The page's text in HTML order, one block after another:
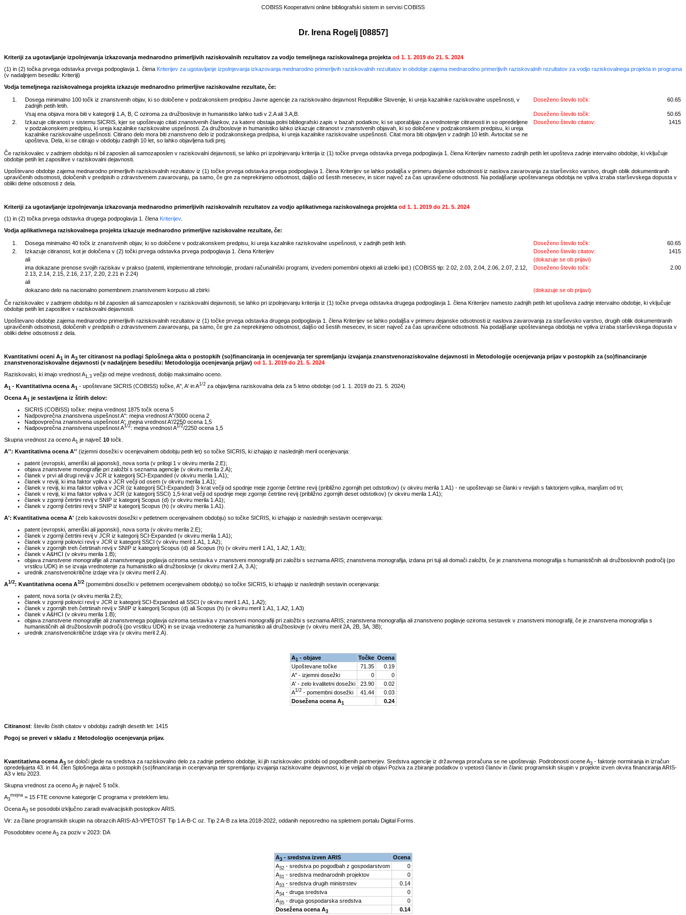
COBISS Kooperativni online bibliografski sistem in servisi COBISS
Dr. Irena Rogelj[08857]
Kriteriji za ugotavljanje izpolnjevanja izkazovanja mednarodno primerljivih raziskovalnih rezultatov za vodjo temeljnega raziskovalnega projektaod 1. 1. 2019 do 21. 5. 2024
(1) in (2) točka prvega odstavka prvega podpoglavja 1. člena Kriterijev za ugotavljanje izpolnjevanja izkazovanja mednarodno primerljivih raziskovalnih rezultatov in obdobje zajema mednarodno primerljivih raziskovalnih rezultatov za vodjo raziskovalnega projekta in programa
(v nadaljnjem besedilu: Kriteriji)
Vodja temeljnega raziskovalnega projekta izkazuje mednarodno primerljive raziskovalne rezultate, če:
1.
Dosega minimalno 100 točk iz znanstvenih objav, ki so določene v podzakonskem predpisu Javne agencije za raziskovalno dejavnost Republike Slovenije, ki ureja kazalnike raziskovalne uspešnosti, v
zadnjih petih letih.
Doseženo število točk: 60.65
Vsaj ena objava mora biti v kategoriji 1.A, B, C oziroma za družboslovje in humanistiko lahko tudi v 2.A ali 3.A,B. Doseženo število točk:
50.65
2.
Izkazuje citiranost v sistemu SICRIS, kjer se upoštevajo citati znanstvenih člankov, za katere obstaja polni bibliografski zapis v bazah podatkov, ki se uporabljajo za vrednotenje citiranosti in so opredeljene
v podzakonskem predpisu, ki ureja kazalnike raziskovalne uspešnosti. Za družboslovje in humanistiko lahko izkazuje citiranost v znanstvenih objavah, ki so določene v podzakonskem predpisu, ki ureja
kazalnike raziskovalne uspešnosti. Citirano delo mora biti znanstveno delo iz podzakonskega predpisa, ki ureja kazalnike raziskovalne uspešnosti. Citat mora biti objavljen v zadnjih 10 letih. Avtocitat se ne
upošteva. Dela, ki se citirajo v obdobju zadnjih 10 let, so lahko objavljena tudi prej.
Doseženo število citatov: 1415
Če raziskovalec v zadnjem obdobju ni bil zaposlen ali samozaposlen v raziskovalni dejavnosti, se lahko pri izpolnjevanju kriterija iz (1) točke prvega odstavka prvega podpoglavja 1. člena Kriterijev namesto zadnjih petih let upošteva zadnje intervalno obdobje, ki vključuje
obdobje petih let zaposlitve v raziskovalni dejavnosti.
Upoštevano obdobje zajema mednarodno primerljivih raziskovalnih rezultatov iz (1) točke prvega odstavka prvega podpoglavja 1. člena Kriterijev se lahko podaljša v primeru dejanske odsotnosti iz naslova zavarovanja za starševsko varstvo, drugih oblik dokumentiranih
upravičenih odsotnosti, določenih v predpisih o zdravstvenem zavarovanju, pa samo, če gre za neprekinjeno odsotnost, daljšo od šestih mesecev, in sicer največ za čas upravičene odsotnosti. Na podaljšanje upoštevanega obdobja ne vpliva izraba starševskega dopusta v
obliki delne odsotnosti z dela.
Kriteriji za ugotavljanje izpolnjevanja izkazovanja mednarodno primerljivih raziskovalnih rezultatov za vodjo aplikativnega raziskovalnega projektaod 1. 1. 2019 do 21. 5. 2024
(1) in (2) točka prvega odstavka drugega podpoglavja 1. člena Kriterijev.
Vodja aplikativnega raziskovalnega projekta izkazuje mednarodno primerljive raziskovalne rezultate, če:
1. Dosega minimalno 40 točk iz znanstvenih objav, ki so določene v podzakonskem predpisu, ki ureja kazalnike raziskovalne uspešnosti, v zadnjih petih letih. Doseženo število točk:
60.65
2.
Izkazuje citiranost, kot je določena v (2) točki prvega odstavka prvega podpoglavja 1. člena Kriterijev Doseženo število citatov:
1415
ali
(dokazuje se ob prijavi)
ima dokazane prenose svojih raziskav v prakso (patenti, implementirane tehnologije, prodani računalniški programi, izvedeni pomembni objekti ali izdelki ipd.) (COBISS tip: 2.02, 2.03, 2.04, 2.06, 2.07, 2.12,
2.13, 2.14, 2.15, 2.16, 2.17, 2.20, 2.21 in 2.24)
Doseženo število točk: 2.00
ali
dokazano delo na nacionalno pomembnem znanstvenem korpusu ali zbirki
(dokazuje se ob prijavi)
Če raziskovalec v zadnjem obdobju ni bil zaposlen ali samozaposlen v raziskovalni dejavnosti, se lahko pri izpolnjevanju kriterija iz (1) točke prvega odstavka drugega podpoglavja 1. člena Kriterijev namesto zadnjih petih let upošteva zadnje intervalno obdobje, ki vključuje
obdobje petih let zaposlitve v raziskovalni dejavnosti.
Upoštevano obdobje zajema mednarodno primerljivih raziskovalnih rezultatov iz (1) točke prvega odstavka drugega podpoglavja 1. člena Kriterijev se lahko podaljša v primeru dejanske odsotnosti iz naslova zavarovanja za starševsko varstvo, drugih oblik dokumentiranih
upravičenih odsotnosti, določenih v predpisih o zdravstvenem zavarovanju, pa samo, če gre za neprekinjeno odsotnost, daljšo od šestih mesecev, in sicer največ za čas upravičene odsotnosti. Na podaljšanje upoštevanega obdobja ne vpliva izraba starševskega dopusta v
obliki delne odsotnosti z dela.
Kvantitativni oceni A1 in A3 ter citiranost na podlagi Splošnega akta o postopkih (so)financiranja in ocenjevanja ter spremljanju izvajanja znanstvenoraziskovalne dejavnosti in Metodologije ocenjevanja prijav v postopkih za (so)financiranje
znanstvenoraziskovalne dejavnosti (v nadaljnjem besedilu: Metodologija ocenjevanja prijav) od 1. 1. 2019 do 21. 5. 2024
Raziskovalci, ki imajo vrednost A1,3 večjo od mejne vrednosti, dobijo maksimalno oceno.
A1 - Kvantitativna ocena A1 - upoštevane SICRIS (COBISS) točke, A'', A' in A1/2 za objavljena raziskovalna dela za 5 letno obdobje (od 1. 1. 2019 do 21. 5. 2024)
Ocena A1 je sestavljena iz štirih delov:
SICRIS (COBISS) točke: mejna vrednost 1875 točk ocena 5
Nadpovprečna znanstvena uspešnost A'': mejna vrednost A''/3000 ocena 2
Nadpovprečna znanstvena uspešnost A': mejna vrednost A'/2250 ocena 1,5
Nadpovprečna znanstvena uspešnost A1/2: mejna vrednost A1/2/2250 ocena 1,5
Skupna vrednost za oceno A1 je največ 10 točk.
A'': Kvantitativna ocena A'' (izjemni dosežki v ocenjevalnem obdobju petih let) so točke SICRIS, ki izhajajo iz naslednjih meril ocenjevanja:
patent (evropski, ameriški ali japonski), nova sorta (v prilogi 1 v okviru merila 2.E);
objava znanstvene monografije pri založbi s seznama agencije (v okviru merila 2.A);
članek v prvi ali drugi reviji v JCR iz kategorij SCI-Expanded (v okviru merila 1.A1);
članek v reviji, ki ima faktor vpliva v JCR večji od osem (v okviru merila 1.A1);
članek v reviji, ki ima faktor vpliva v JCR (iz kategorij SCI-Expanded) 3-krat večji od spodnje meje zgornje četrtine revij (približno zgornjih pet odstotkov) (v okviru merila 1.A1) - ne upoštevajo se članki v revijah s faktorjem vpliva, manjšim od tri;
članek v reviji, ki ima faktor vpliva v JCR (iz kategorij SSCI) 1,5-krat večji od spodnje meje zgornje četrtine revij (približno zgornjih deset odstotkov) (v okviru merila 1.A1);
članek v zgornji četrtini revij v SNIP iz kategorij Scopus (d) (v okviru merila 1.A1);
članek v zgornji četrtini revij v SNIP iz kategorij Scopus (h) (v okviru merila 1.A1).
A': Kvantitativna ocena A' (zelo kakovostni dosežki v petletnem ocenjevalnem obdobju) so točke SICRIS, ki izhajajo iz naslednjih sestavin ocenjevanja:
patent (evropski, ameriški ali japonski), nova sorta (v okviru merila 2.E);
članek v zgornji četrtini revij v JCR iz kategorij SCI-Expanded (v okviru merila 1.A1);
članek v zgornji polovici revij v JCR iz kategorij SSCI (v okviru meril 1.A1, 1.A2);
članek v zgornjih treh četrtinah revij v SNIP iz kategorij Scopus (d) ali Scopus (h) (v okviru meril 1.A1, 1.A2, 1.A3);
članek v A&HCI (v okviru merila 1.B);
objava znanstvene monografije ali znanstvenega poglavja oziroma sestavka v znanstveni monografiji pri založbi s seznama ARIS; znanstvena monografija, izdana pri tuji ali domači založbi, če je znanstvena monografija s humanističnih ali družboslovnih področij (po
vrstilcu UDK) in se izvaja vrednotenje za humanistiko ali družboslovje (v okviru meril 2.A, 3.A);
urednik znanstvenokritične izdaje vira (v okviru meril 2.A).
A1/2: Kvantitativna ocena A1/2 (pomembni dosežki v petletnem ocenjevalnem obdobju) so točke SICRIS, ki izhajajo iz naslednjih sestavin ocenjevanja:
patent, nova sorta (v okviru merila 2.E);
članek v zgornji polovici revij v JCR iz kategorij SCI-Expanded ali SSCI (v okviru meril 1.A1, 1.A2);
članek v zgornjih treh četrtinah revij v SNIP iz kategorij Scopus (d) ali Scopus (h) (v okviru meril 1.A1, 1.A2, 1.A3)
članek v A&HCI (v okviru merila 1.B);
objava znanstvene monografije ali znanstvenega poglavja oziroma sestavka v znanstveni monografiji pri založbi s seznama ARIS; znanstvena monografija ali znanstveno poglavje oziroma sestavek v znanstveni monografiji, če je znanstvena monografija s
humanističnih ali družboslovnih področij (po vrstilcu UDK) in se izvaja vrednotenje za humanistiko ali družboslovje (v okviru meril 2A, 2B, 3A, 3B);
urednik znanstvenokritične izdaje vira (v okviru meril 2.A).
A1 - objave Točke Ocena
Upoštevane točke
71.35
0.19
A'' - izjemni dosežki
0
0
A' - zelo kvalitetni dosežki
23.90
0.02
A1/2- pomembni dosežki 41.44
0.03
Dosežena ocena A1 0.24
Citiranost: število čistih citatov v obdobju zadnjih desetih let: 1415
Pogoj se preveri v skladu z Metodologijo ocenjevanja prijav.
Kvantitativna ocena A3 se določi glede na sredstva za raziskovalno delo za zadnje petletno obdobje, ki jih raziskovalec pridobi od pogodbenih partnerjev. Sredstva agencije iz državnega proračuna se ne upoštevajo. Podrobnosti ocene A3 - faktorje normiranja in izračun
opredeljujeta 43. in 44. člen Splošnega akta o postopkih (so)financiranja in ocenjevanja ter spremljanju izvajanja raziskovalne dejavnost, ki je veljal ob objavi Poziva za zbiranje podatkov o vpetosti članov in članic programskih skupin v projekte izven okvira financiranja ARIS-
A3 v letu 2023.
Skupna vrednost za oceno A3 je največ 5 točk.
A3
mejna = 15 FTE cenovne kategorije C programa v preteklem letu.
Ocena A3 se posodobi izključno zaradi evalvacijskih postopkov ARIS.
Vir: za člane programskih skupin na obrazcih ARIS-A3-VPETOST Tip 1 A-B-C oz. Tip 2 A-B za leta 2018-2022, oddanih neposredno na spletnem portalu Digital Forms.
Posodobitev ocene A3 za poziv v 2023: DA
A3- sredstva izven ARIS
Ocena
A32- sredstva po pogodbah z gospodarstvom
0
A31 - sredstva mednarodnih projektov
0
A33- sredstva drugih ministrstev
0.14
A34 - druga sredstva
0
A35- druga gospodarska sredstva
0
Dosežena ocena A3 0.14